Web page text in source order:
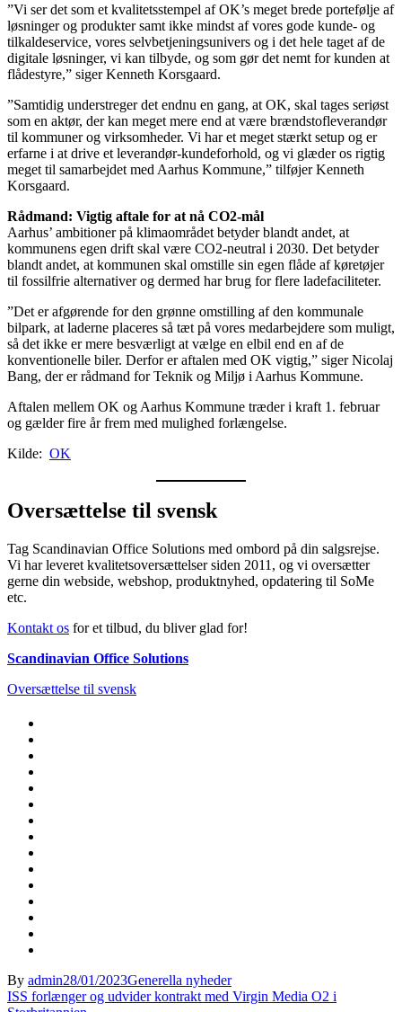
”Vi ser det som et kvalitetsstempel af OK’s meget brede portefølje af
løsninger og produkter samt ikke mindst af vores gode kunde- og
tilkaldeservice, vores selvbetjeningsunivers og i det hele taget af de
digitale løsninger, vi kan tilbyde, og som gør det nemt for kunden at
flådestyre,” siger Kenneth Korsgaard.
”Samtidig understreger det endnu en gang, at OK, skal tages seriøst
som en aktør, der kan meget mere end at være brændstofleverandør
til kommuner og virksomheder. Vi har et meget stærkt setup og er
erfarne i at drive et leverandør-kundeforhold, og vi glæder os rigtig
meget til samarbejdet med Aarhus Kommune,” tilføjer Kenneth
Korsgaard.
Rådmand: Vigtig aftale for at nå CO2-mål
Aarhus’ ambitioner på klimaområdet betyder blandt andet, at
kommunens egen drift skal være CO2-neutral i 2030. Det betyder
blandt andet, at kommunen skal omstille sin egen flåde af køretøjer
til fossilfrie alternativer og dermed har brug for flere ladefaciliteter.
”Det er afgørende for den grønne omstilling af den kommunale
bilpark, at laderne placeres så tæt på vores medarbejdere som muligt,
så det ikke er mere besværligt at vælge en elbil end en af de
konventionelle biler. Derfor er aftalen med OK vigtig,” siger Nicolaj
Bang, der er rådmand for Teknik og Miljø i Aarhus Kommune.
Aftalen mellem OK og Aarhus Kommune træder i kraft 1. februar
og gælder fire år frem med mulighed forlængelse.
Kilde: OK
Oversættelse til svensk
Tag Scandinavian Office Solutions med ombord på din salgsrejse.
Vi har leveret kvalitetsoversættelser siden 2011, og vi oversætter
gerne din webside, webshop, produktnyhed, opdatering til SoMe
etc.
Kontakt os for et tilbud, du bliver glad for!
Scandinavian Office Solutions
Oversættelse til svensk
By admin28/01/2023Generella nyheder
Indlægsnavigation
ISS forlænger og udvider kontrakt med Virgin Media O2 i